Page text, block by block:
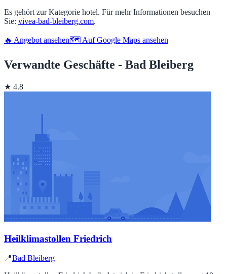
Es gehört zur Kategorie hotel. Für mehr Informationen besuchen
Sie: vivea-bad-bleiberg.com.
🔥 Angebot ansehen🗺️ Auf Google Maps ansehen
Verwandte Geschäfte - Bad Bleiberg
★ 4.8
Heilklimastollen Friedrich
📍Bad Bleiberg